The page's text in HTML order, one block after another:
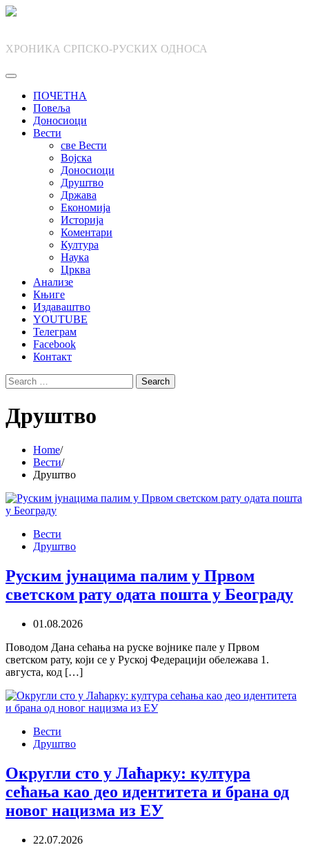
Skip
ХРОНИКА СРПСКО-РУСКИХ ОДНОСА
ПОЧЕТНА
Повеља
Доносиоци
Вести
све Вести
Војска
Доносиоци
Друштво
Држава
Економија
Историја
Коментари
Култура
Наука
Црква
Анализе
Књиге
Издаваштво
YOUTUBE
Телеграм
Facebook
Контакт
Search
for:
Друштво
Home
Вести
Друштво
Вести
Друштво
Руским јунацима палим у Првом
светском рату одата пошта у Београду
01.08.2026
Поводом Дана сећања на руске војнике пале у Првом
светском рату, који се у Руској Федерацији обележава 1.
августа, код […]
Вести
Друштво
Округли сто у Лаћарку: култура
сећања као део идентитета и брана од
новог нацизма из ЕУ
22.07.2026